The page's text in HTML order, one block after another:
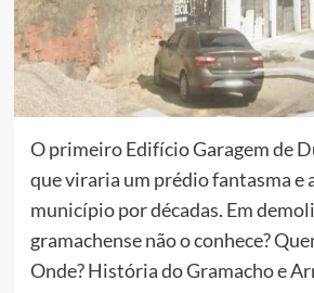
O primeiro Edifício Garagem de
que viraria um prédio fantasma e
município por décadas. Em
gramachense não o conhece?
Onde? História do Gramacho e